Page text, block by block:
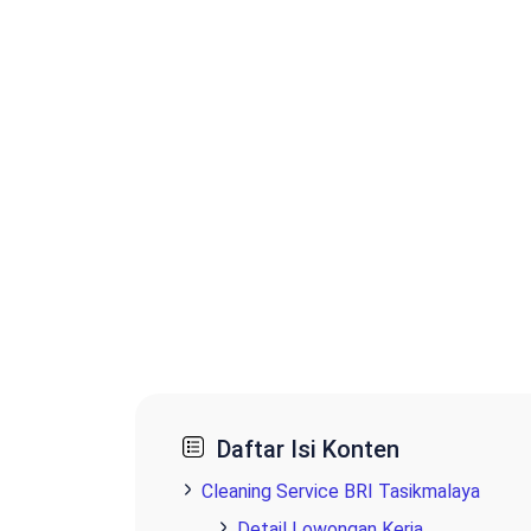
Daftar Isi Konten
Cleaning Service BRI Tasikmalaya